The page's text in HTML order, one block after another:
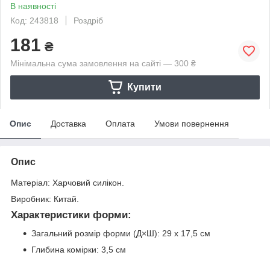
В наявності
Код: 243818
Роздріб
181 ₴
Мінімальна сума замовлення на сайті — 300 ₴
Купити
Опис Доставка Оплата Умови повернення
Опис
Матеріал: Харчовий силікон.
Виробник: Китай.
Характеристики форми:
Загальний розмір форми (Д×Ш): 29 х 17,5 см
Глибина комірки: 3,5 см